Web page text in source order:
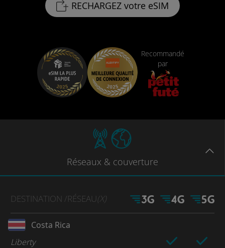
RECHARGEZ votre eSIM
Recommandé
par
Réseaux & couverture
DESTINATION /RÉSEAU(X)
Costa Rica
Liberty